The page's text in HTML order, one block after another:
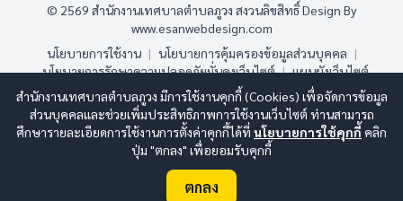
© 2569 สำนักงานเทศบาลตำบลภูวง สงวนลิขสิทธิ์Design By
www.esanwebdesign.com
นโยบายการใช้งาน | นโยบายการคุ้มครองข้อมูลส่วนบุคคล |
นโยบายการรักษาความปลอดภัยมั่นคงเว็บไซต์ | แผนผังเว็บไซต์
ออนไลน์:6 ทั้งหมด:185 (ดูสถิติทั้งหมด)
สำนักงานเทศบาลตำบลภูวง มีการใช้งานคุกกี้ (Cookies) เพื่อจัดการข้อมูล
ส่วนบุคคลและช่วยเพิ่มประสิทธิภาพการใช้งานเว็บไซต์ ท่านสามารถ
ศึกษารายละเอียดการใช้งานการตั้งค่าคุกกี้ได้ที่ นโยบายการใช้คุกกี้ คลิก
ปุ่ม "ตกลง" เพื่อยอมรับคุกกี้
ตกลง